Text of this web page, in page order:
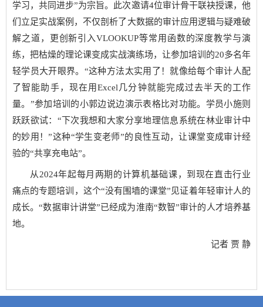
学习，共同进步”为宗旨。此次邀请4位审计骨干联袂授课，他
们立足实战案例，不仅剖析了大数据的审计应用逻辑与疑难破
解之道，更创新引入VLOOKUP等常用函数的深度教学与演
练，把枯燥的理论课变成实战演练场，让参加培训的20多名年
轻学员大开眼界。“这种方法太实用了！就像给每个审计人配
了智能助手，现在用Excel几分钟就能完成过去半天的工作
量。”参加培训的小郭边说边演示表格比对功能。学员小施则
跃跃欲试：“下次我想和大家分享地理信息系统在林业审计中
的妙用！”这种“学生变老师”的良性互动，让课堂变成审计经
验的“共享充电站”。
从2024年起每月两期的计算机基础课，到现在直击行业
痛点的专题培训，这个“没有围墙的课堂”见证着年轻审计人的
成长。“数据审计讲堂”已经成为淮南“数智”审计的人才培养基
地。
记者 贾 静